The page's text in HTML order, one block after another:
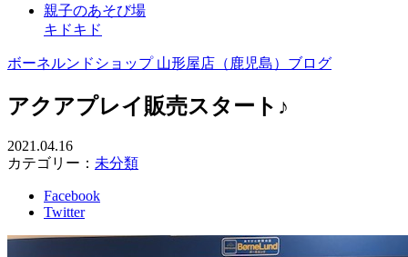
親子のあそび場
キドキド
ボーネルンドショップ 山形屋店（鹿児島）ブログ
アクアプレイ販売スタート♪
2021.04.16
カテゴリー： 未分類
Facebook
Twitter